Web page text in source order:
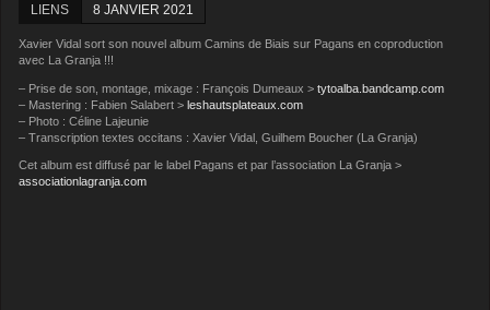
LIENS 8 JANVIER 2021
Xavier Vidal sort son nouvel album Camins de Biais sur Pagans en coproduction
avec La Granja !!!
– Prise de son, montage, mixage : François Dumeaux >tytoalba.bandcamp.com
– Mastering : Fabien Salabert >leshautsplateaux.com
– Photo : Céline Lajeunie
– Transcription textes occitans : Xavier Vidal, Guilhem Boucher (La Granja)
Cet album est diffusé par le label Pagans et par l’association La Granja >
associationlagranja.com